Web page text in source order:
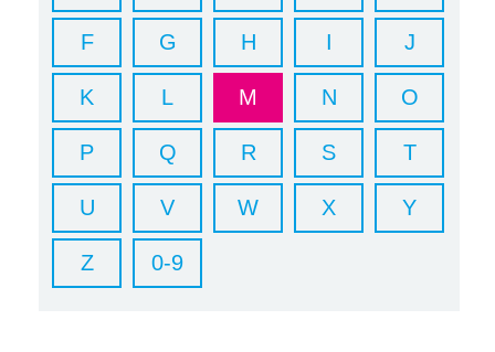
F G H I J
K L M N O
P Q R S T
U V W X Y
Z 0-9